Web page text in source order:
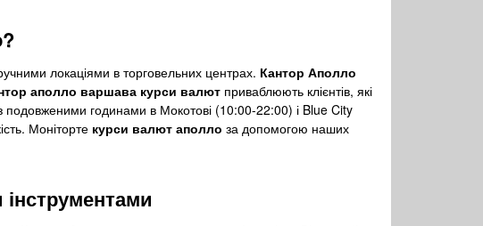
локаціями в торговельних центрах. Кантор Аполло
аполло варшава курси валютприваблюють клієнтів, які
годинами в Мокотові (10:00-22:00) і Blue City
Моніторте курси валют аполло за допомогою наших